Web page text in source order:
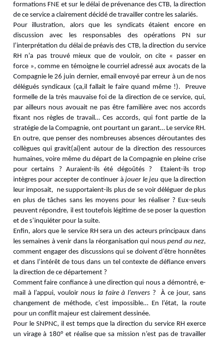
formations FNE et sur le délai de prévenance des CTB, la direction
de ce service a clairement décidé de travailler contre les salariés.
Pour illustration, alors que les syndicats étaient encore en
discussion avec les responsables des opérations PN sur
l’interprétation du délai de préavis des CTB, la direction du service
RH n’a pas trouvé mieux que de vouloir, on cite « passer en
force », comme en témoigne le courriel adressé aux avocats de la
Compagnie le 26 juin dernier, email envoyé par erreur à un de nos
délégués syndicaux (ça,il fallait le faire quand même !). Preuve
formelle de la très mauvaise foi de la direction de ce service, qui,
par ailleurs nous avouait ne pas être familière avec nos accords
fixant nos règles de travail… Ces accords, qui font partie de la
stratégie de la Compagnie, ont pourtant un garant… Le service RH.
En outre, que penser des nombreuses absences déroutantes des
collègues qui gravit(ai)ent autour de la direction des ressources
humaines, voire même du départ de la Compagnie en pleine crise
pour certains ? Auraient-ils été dégoûtés ? Etaient-ils trop
intègres pour accepter de continuer àjouer le jeu que la direction
leur imposait, ne supportaient-ils plus de se voir déléguer de plus
en plus de tâches sans les moyens pour les réaliser ? Eux-seuls
peuvent répondre, il est toutefois légitime de se poser la question
et de s’inquiéter pour la suite.
Enfin, alors que le service RH sera un des acteurs principaux dans
les semaines à venir dans la réorganisation qui nouspend au nez,
comment engager des discussions qui se doivent d’être honnêtes
et dans l’intérêt de tous dans un tel contexte de défiance envers
la direction de ce département ?
Comment faire confiance à une direction qui nous a démontré, e-
mail à l’appui, vouloir nous la faire à l’envers ? À ce jour, sans
changement de méthode, c’est impossible… En l’état, la route
pour un conflit majeur est clairement dessinée.
Pour le SNPNC, il est temps que la direction du service RH exerce
un virage à 180° et réalise que sa mission n’est pas de travailler